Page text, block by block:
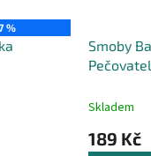
%
Smoby
Skladem
189 Kč